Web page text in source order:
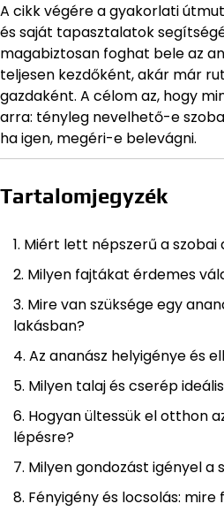
A cikk végére a gyakorlati
és saját tapasztalatok
magabiztosan foghat bele az
teljesen kezdőként, akár már
gazdaként. A célom az, hogy
arra: tényleg nevelhető-e
ha igen, megéri-e belevágni.
Tartalomjegyzék
Miért lett népszerű a
Milyen fajtákat érdemes
Mire van szüksége egy
lakásban?
Az ananász helyigénye és
Milyen talaj és cserép
Hogyan ültessük el otthon
lépésre?
Milyen gondozást igényel a
Fényigény és locsolás: mire